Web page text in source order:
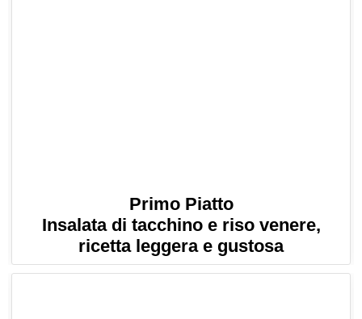
Primo Piatto
Insalata di tacchino e riso venere,
ricetta leggera e gustosa